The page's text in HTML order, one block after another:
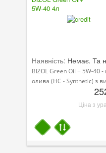
Оливи для моторів
Технологічні рідини
Зимова програма
Наявність: Немає. Та
BIZOL Green Oil + 5W-40 -
олива (HC - Synthetic) з
Ціна з